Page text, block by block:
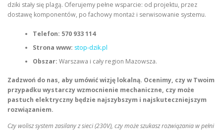
dziki stały się plagą. Oferujemy pełne wsparcie: od projektu, przez
dostawę komponentów, po fachowy montaż i serwisowanie systemu.
Telefon: 570 933 114
Strona www: stop-dzik.pl
Obszar: Warszawa i cały region Mazowsza.
Zadzwoń do nas, aby umówić wizję lokalną. Ocenimy, czy w Twoim
przypadku wystarczy wzmocnienie mechaniczne, czy może
pastuch elektryczny będzie najszybszym i najskuteczniejszym
rozwiązaniem.
Czy wolisz system zasilany z sieci (230V), czy może szukasz rozwiązania w pełni